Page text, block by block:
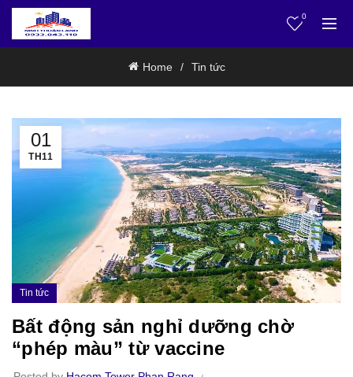
0
Home Tin tức
01
TH11
Tin tức
Bất động sản nghỉ dưỡng chờ
“phép màu” từ vaccine